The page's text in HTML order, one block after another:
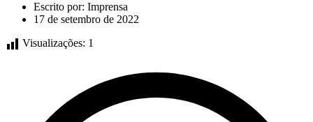
Escrito por: Imprensa
17 de setembro de 2022
Visualizações: 1